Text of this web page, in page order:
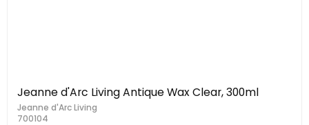
Jeanne d'Arc Living Antique Wax Clear, 300ml
Jeanne d'Arc Living
700104